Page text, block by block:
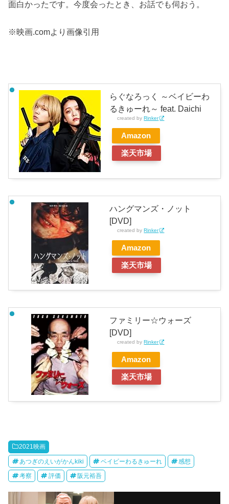
面白かったです。今度会ったとき、お話でも伺おう。
※映画.comより画像引用
らぐなろっく ～ベイビーわ
るきゅーれ～ feat. Daichi
created byRinker
Amazon
楽天市場
ハングマンズ・ノット
[DVD]
created byRinker
Amazon
楽天市場
ファミリー☆ウォーズ
[DVD]
created byRinker
Amazon
楽天市場
2021映画
あつぎのえいがかんkiki ベイビーわるきゅーれ 感想
考察 評価 阪元裕吾